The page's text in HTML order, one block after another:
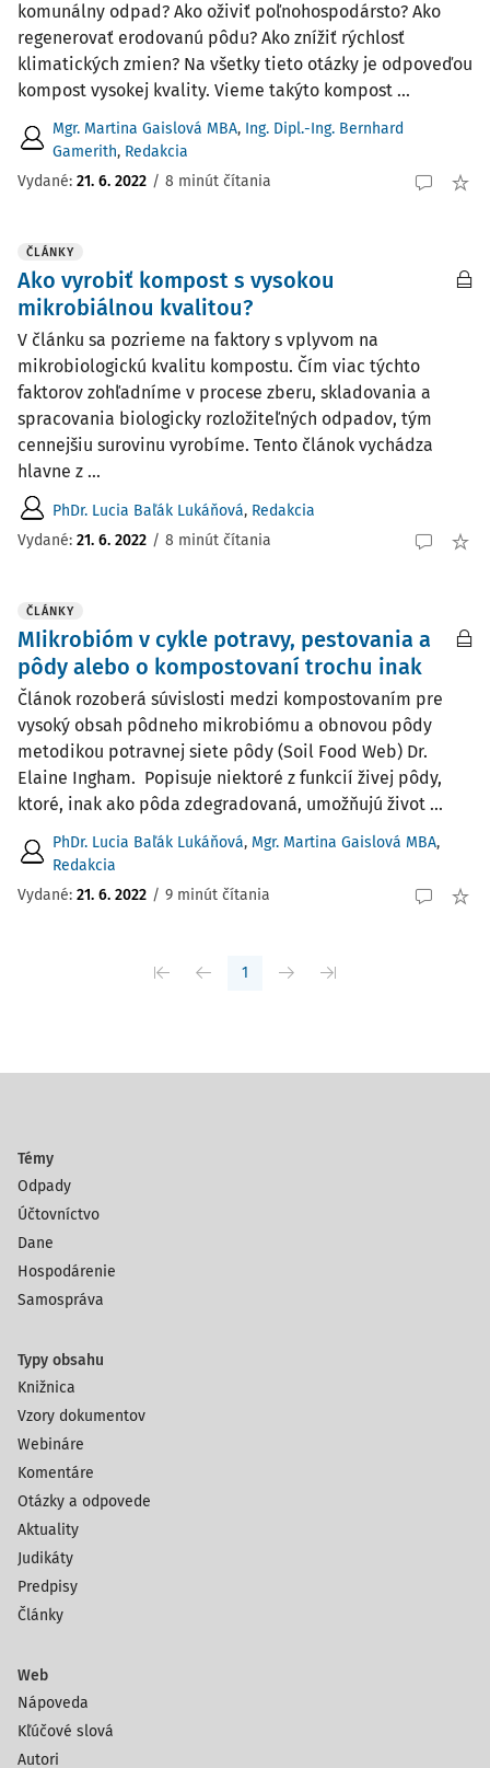
komunálny odpad? Ako oživiť poľnohospodársto? Ako
regenerovať erodovanú pôdu? Ako znížiť rýchlosť
klimatických zmien? Na všetky tieto otázky je odpoveďou
kompost vysokej kvality. Vieme takýto kompost ...
Mgr. Martina Gaislová MBA, Ing. Dipl.-Ing. Bernhard
Gamerith, Redakcia
Vydané: 21. 6. 2022 / 8 minút čítania
ČLÁNKY
Ako vyrobiť kompost s vysokou
mikrobiálnou kvalitou?
V článku sa pozrieme na faktory s vplyvom na
mikrobiologickú kvalitu kompostu. Čím viac týchto
faktorov zohľadníme v procese zberu, skladovania a
spracovania biologicky rozložiteľných odpadov, tým
cennejšiu surovinu vyrobíme. Tento článok vychádza
hlavne z ...
PhDr. Lucia Baľák Lukáňová, Redakcia
Vydané: 21. 6. 2022 / 8 minút čítania
ČLÁNKY
MIikrobióm v cykle potravy, pestovania a
pôdy alebo o kompostovaní trochu inak
Článok rozoberá súvislosti medzi kompostovaním pre
vysoký obsah pôdneho mikrobiómu a obnovou pôdy
metodikou potravnej siete pôdy (Soil Food Web) Dr.
Elaine Ingham. Popisuje niektoré z funkcií živej pôdy,
ktoré, inak ako pôda zdegradovaná, umožňujú život ...
PhDr. Lucia Baľák Lukáňová, Mgr. Martina Gaislová MBA,
Redakcia
Vydané: 21. 6. 2022 / 9 minút čítania
1
Témy
Odpady
Účtovníctvo
Dane
Hospodárenie
Samospráva
Typy obsahu
Knižnica
Vzory dokumentov
Webináre
Komentáre
Otázky a odpovede
Aktuality
Judikáty
Predpisy
Články
Web
Nápoveda
Kľúčové slová
Autori